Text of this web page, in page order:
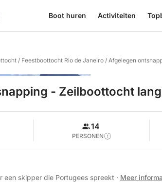
Boot huren Activiteiten
/ Feestboottocht Rio de Janeiro / Afgelegen
- Zeilboottocht
14
PERSONEN
een skipper die Portugees spreekt · Meer